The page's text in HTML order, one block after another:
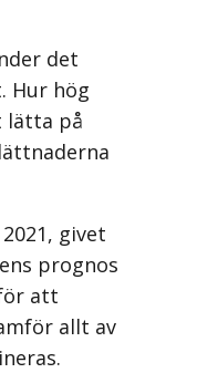
det
Hur hög
lätta på
givet
prognos
att
allt av